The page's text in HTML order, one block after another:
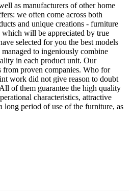
as manufacturers of other home
we often come across both
and unique creations - furniture
will be appreciated by true
selected for you the best models
to ingeniously combine
in each product unit. Our
from proven companies. Who for
work did not give reason to doubt
of them guarantee the high quality
characteristics, attractive
long period of use of the furniture, as